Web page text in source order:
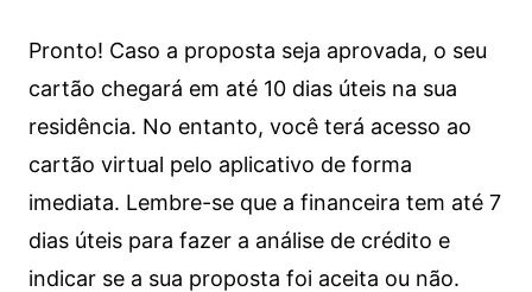
Pronto! Caso a proposta seja aprovada, o seu
cartão chegará em até 10 dias úteis na sua
residência. No entanto, você terá acesso ao
cartão virtual pelo aplicativo de forma
imediata. Lembre-se que a financeira tem até 7
dias úteis para fazer a análise de crédito e
indicar se a sua proposta foi aceita ou não.